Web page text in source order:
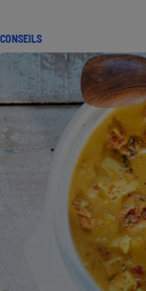
CONSEILS